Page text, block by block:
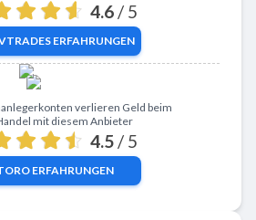
4.6 / 5
ERFAHRUNGEN
Zu eToroverlieren Geld beim
mit diesem Anbieter
4.5 / 5
ERFAHRUNGEN